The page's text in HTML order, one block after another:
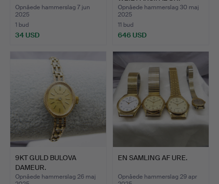
Opnåede hammerslag 7 jun
2025
1 bud
34 USD
Opnåede hammerslag 30 maj
2025
11 bud
646 USD
9KT GULD BULOVA
DAMEUR.
Opnåede hammerslag 26 maj
EN SAMLING AF URE.
Opnåede hammerslag 29 apr